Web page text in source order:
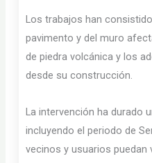
Los trabajos han
pavimento y del muro
de piedra volcánica y los
desde su construcción.
La intervención ha durado
incluyendo el periodo de
vecinos y usuarios puedan